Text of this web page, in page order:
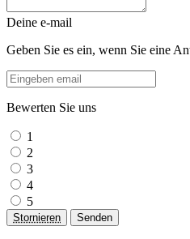
Deine e-mail
Geben Sie es ein, wenn Sie eine
Bewerten Sie uns
1
2
3
4
5
Stornieren Senden